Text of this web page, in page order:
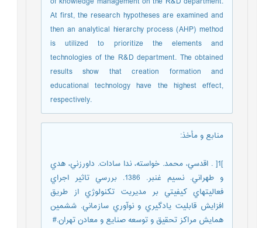
At first, the research hypotheses are examined and
then an analytical hierarchy process (AHP) method
is utilized to prioritize the elements and
technologies of the R&D department. The obtained
results show that creation formation and
educational technology have the highest effect,
respectively.
منابع و مأخذ:
]1[ . اقدسي، محمد. خواسته، ندا سادات. داورزني، هدي
و طهراني. نسيم غنبر. 1386. بررسي تاثير اجراي
فعاليتهاي كيفيتي بر مديريت تكنولوژي از طريق
افزايش قابليت يادگيري و نوآوري سازماني. ششمين
همايش مراكز تحقيق و توسعه صنايع و معادن تهران.#